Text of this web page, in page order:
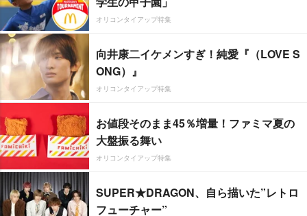
オリコンタイアップ特集
向井康二イケメンすぎ！純愛『（LOVE S
ONG）』
オリコンタイアップ特集
お値段そのまま45％増量！ファミマ夏の
大盤振る舞い
オリコンタイアップ特集
SUPER★DRAGON、自ら描いた”レトロ
フューチャー”